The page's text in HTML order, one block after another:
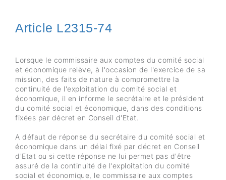
Article L2315-74
Lorsque le commissaire aux comptes du comité social
et économique relève, à l'occasion de l'exercice de sa
mission, des faits de nature à compromettre la
continuité de l'exploitation du comité social et
économique, il en informe le secrétaire et le président
du comité social et économique, dans des conditions
fixées par décret en Conseil d'Etat.
A défaut de réponse du secrétaire du comité social et
économique dans un délai fixé par décret en Conseil
d'Etat ou si cette réponse ne lui permet pas d'être
assuré de la continuité de l'exploitation du comité
social et économique, le commissaire aux comptes